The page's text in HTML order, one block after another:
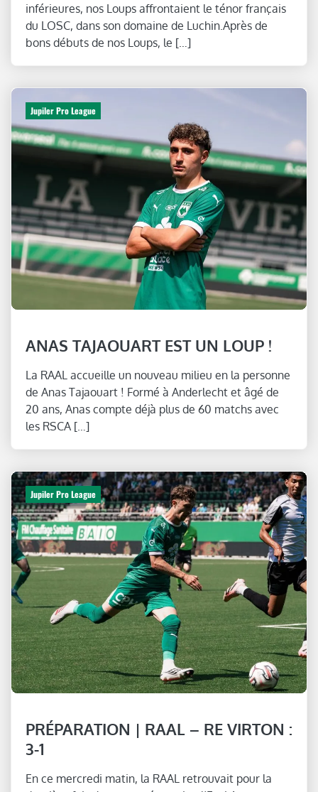
inférieures, nos Loups affrontaient le ténor français
du LOSC, dans son domaine de Luchin.Après de
bons débuts de nos Loups, le […]
Jupiler Pro League
ANAS TAJAOUART EST UN LOUP !
La RAAL accueille un nouveau milieu en la personne
de Anas Tajaouart ! Formé à Anderlecht et âgé de
20 ans, Anas compte déjà plus de 60 matchs avec
les RSCA […]
Jupiler Pro League
PRÉPARATION | RAAL – RE VIRTON :
3-1
En ce mercredi matin, la RAAL retrouvait pour la